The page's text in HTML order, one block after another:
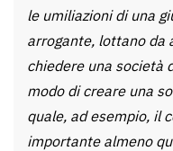
le umiliazioni di una
arrogante, lottano da
chiedere una società
modo di creare una
quale, ad esempio, il
importante almeno